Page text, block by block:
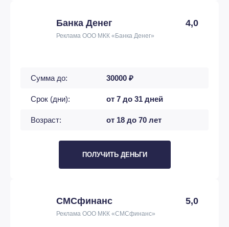
Банка Денег 4,0
Реклама ООО МКК «Банка Денег»
Сумма до: 30000 ₽
Срок (дни): от 7 до 31 дней
Возраст: от 18 до 70 лет
ПОЛУЧИТЬ ДЕНЬГИ
СМСфинанс 5,0
Реклама ООО МКК «СМСфинанс»